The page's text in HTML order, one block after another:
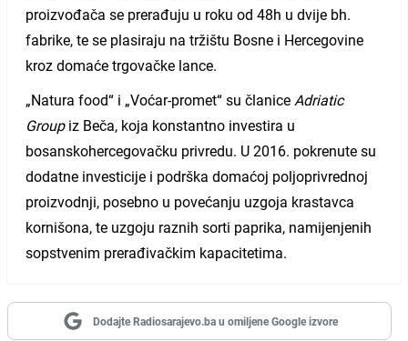
proizvođača se prerađuju u roku od 48h u dvije bh.
fabrike, te se plasiraju na tržištu Bosne i Hercegovine
kroz domaće trgovačke lance.
„Natura food“ i „Voćar-promet“ su članiceAdriatic
Groupiz Beča, koja konstantno investira u
bosanskohercegovačku privredu. U 2016. pokrenute su
dodatne investicije i podrška domaćoj poljoprivrednoj
proizvodnji, posebno u povećanju uzgoja krastavca
kornišona, te uzgoju raznih sorti paprika, namijenjenih
sopstvenim prerađivačkim kapacitetima.
Dodajte Radiosarajevo.ba u omiljene Google izvore